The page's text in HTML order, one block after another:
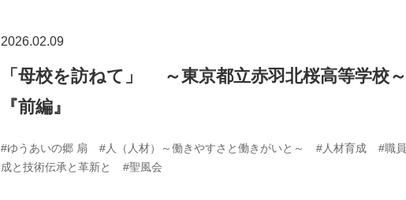
2026.02.09
「母校を訪ねて」 ～東京都立赤羽北桜高等学校～
『前編』
#ゆうあいの郷 扇 #人（人材）～働きやすさと働きがいと～ #人材育成 #職員
成と技術伝承と革新と
#聖風会